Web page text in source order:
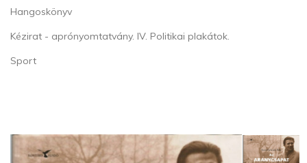
Hangoskönyv
Kézirat - aprónyomtatvány. IV. Politikai plakátok.
Sport